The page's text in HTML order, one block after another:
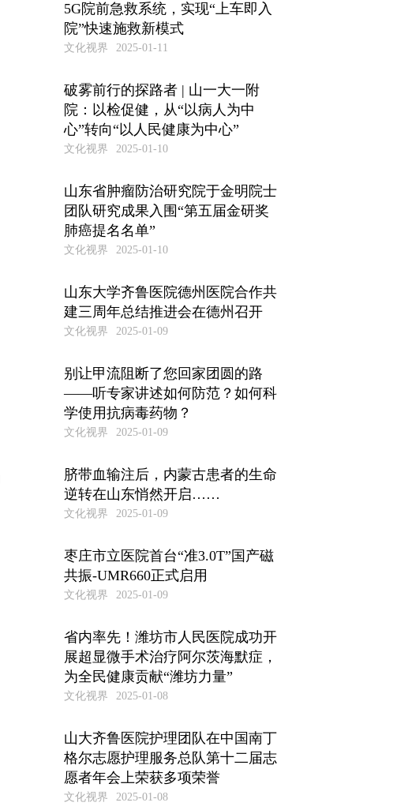
5G院前急救系统，实现“上车即入
院”快速施救新模式
文化视界 2025-01-11
破雾前行的探路者 | 山一大一附
院：以检促健，从“以病人为中
心”转向“以人民健康为中心”
文化视界 2025-01-10
山东省肿瘤防治研究院于金明院士
团队研究成果入围“第五届金研奖
肺癌提名名单”
文化视界 2025-01-10
山东大学齐鲁医院德州医院合作共
建三周年总结推进会在德州召开
文化视界 2025-01-09
别让甲流阻断了您回家团圆的路
——听专家讲述如何防范？如何科
学使用抗病毒药物？
文化视界 2025-01-09
脐带血输注后，内蒙古患者的生命
逆转在山东悄然开启……
文化视界 2025-01-09
枣庄市立医院首台“准3.0T”国产磁
共振-UMR660正式启用
文化视界 2025-01-09
省内率先！潍坊市人民医院成功开
展超显微手术治疗阿尔茨海默症，
为全民健康贡献“潍坊力量”
文化视界 2025-01-08
山大齐鲁医院护理团队在中国南丁
格尔志愿护理服务总队第十二届志
愿者年会上荣获多项荣誉
文化视界 2025-01-08